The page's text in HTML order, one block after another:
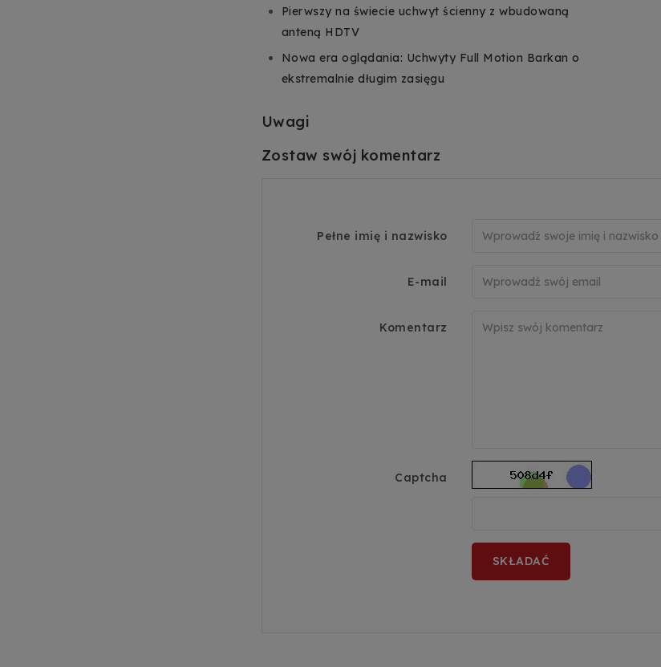
Pierwszy na świecie uchwyt ścienny z wbudowaną
anteną HDTV
Nowa era oglądania: Uchwyty Full Motion Barkan o
ekstremalnie długim zasięgu
Uwagi
Zostaw swój komentarz
Pełne imię i nazwisko
E-mail
Komentarz
Captcha
SKŁADAĆ